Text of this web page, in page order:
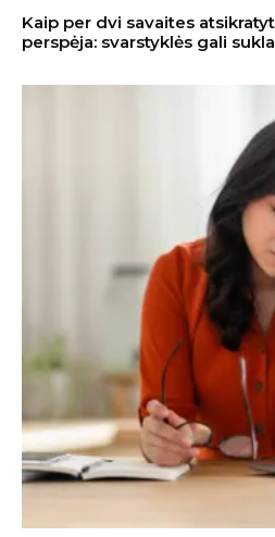
Kaip per dvi savaites
perspėja: svarstyklės gali